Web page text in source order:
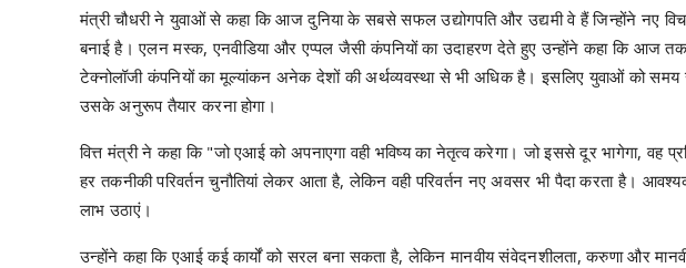
मंत्री चौधरी ने युवाओं से कहा कि आज दुनिया के सबसे सफल उद्योगपति और उद्यमी वे हैं जिन्होंने नए
बनाई है। एलन मस्क, एनवीडिया और एप्पल जैसी कंपनियों का उदाहरण देते हुए उन्होंने कहा कि आज
टेक्नोलॉजी कंपनियों का मूल्यांकन अनेक देशों की अर्थव्यवस्था से भी अधिक है। इसलिए युवाओं को
उसके अनुरूप तैयार करना होगा।
वित्त मंत्री ने कहा कि "जो एआई को अपनाएगा वही भविष्य का नेतृत्व करेगा। जो इससे दूर भागेगा, वह
हर तकनीकी परिवर्तन चुनौतियां लेकर आता है, लेकिन वही परिवर्तन नए अवसर भी पैदा करता है।
लाभ उठाएं।
उन्होंने कहा कि एआई कई कार्यों को सरल बना सकता है, लेकिन मानवीय संवेदनशीलता, करुणा और